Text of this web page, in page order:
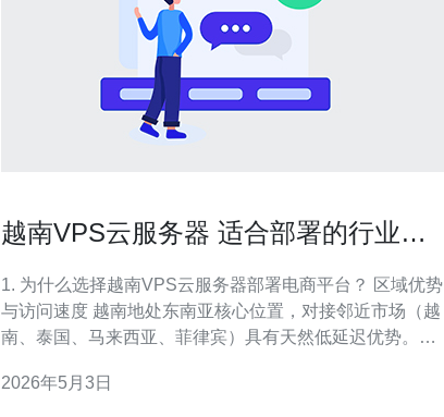
越南VPS云服务器 适合部署的行业场
1. 为什么选择越南VPS云服务器部署电商平台？ 区域优势
与访问速度 越南地处东南亚核心位置，对接邻近市场（越
南、泰国、马来西亚、菲律宾）具有天然低延迟优势。使
升页面加载速度，从而降低跳失率、提高转化率。 成本与
2026年5月3日